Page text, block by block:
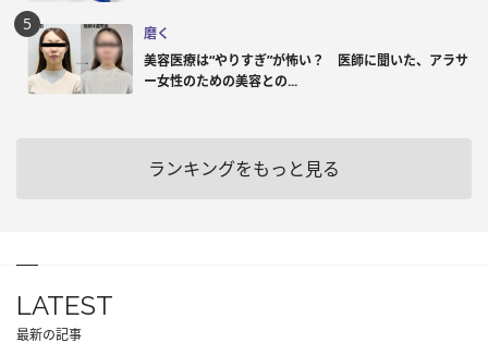
磨く
美容医療は“やりすぎ”が怖い？ 医師に聞いた、アラサ
ー女性のための美容との...
ランキングをもっと見る
LATEST
最新の記事